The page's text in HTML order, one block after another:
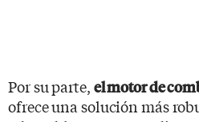
Por su parte, el motor de
ofrece una solución más